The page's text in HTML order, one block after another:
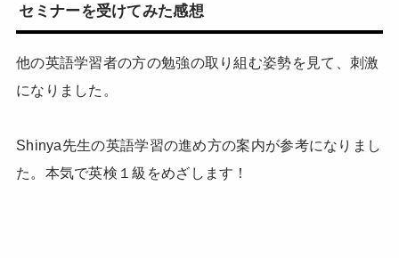
セミナーを受けてみた感想
他の英語学習者の方の勉強の取り組む姿勢を見て、刺激
になりました。
Shinya先生の英語学習の進め方の案内が参考になりまし
た。本気で英検１級をめざします！